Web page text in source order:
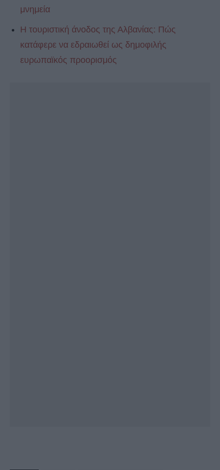
μνημεία
Η τουριστική άνοδος της Αλβανίας: Πώς
κατάφερε να εδραιωθεί ως δημοφιλής
ευρωπαϊκός προορισμός